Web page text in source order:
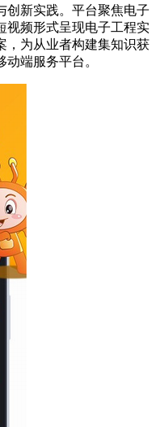
创新实践。平台聚焦电子
视频形式呈现电子工程实
，为从业者构建集知识获
端服务平台。